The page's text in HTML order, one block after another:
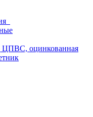
ЦПВС, оцинкованная